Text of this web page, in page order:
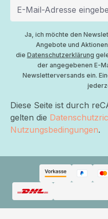
Ja, ich möchte den
Angebote und
die Datenschutzerklärung
der angegebenen E-
Newsletterversands ein.
Diese Seite ist durch
gelten die
Nutzungsbedingungen.